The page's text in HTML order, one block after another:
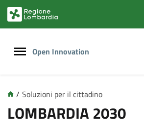
contenuto
footer
Open Innovation
/ Soluzioni per il cittadino
L
LOMBARDIA 2030